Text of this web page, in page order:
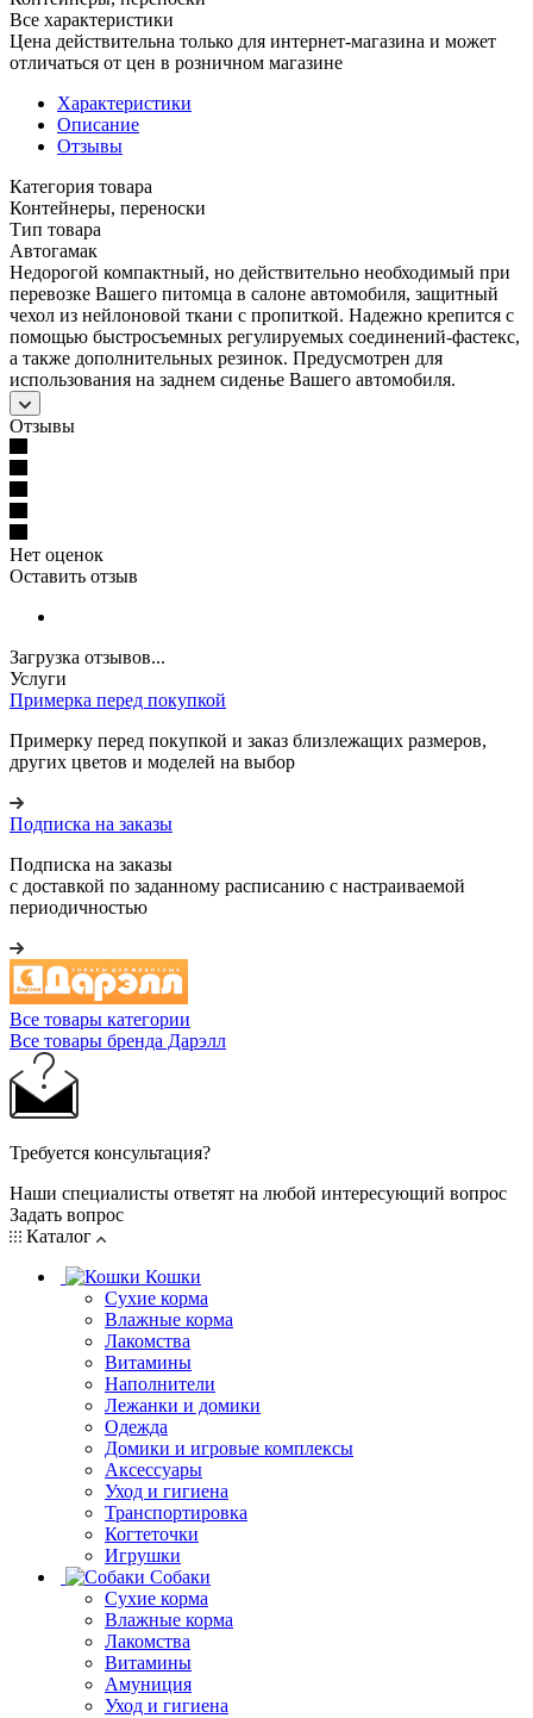
Все характеристики
Цена действительна только для интернет-магазина и может
отличаться от цен в розничном магазине
Характеристики
Описание
Отзывы
Категория товара
Контейнеры, переноски
Тип товара
Автогамак
Недорогой компактный, но действительно необходимый при
перевозке Вашего питомца в салоне автомобиля, защитный
чехол из нейлоновой ткани с пропиткой. Надежно крепится с
помощью быстросъемных регулируемых соединений-фастекс,
а также дополнительных резинок. Предусмотрен для
использования на заднем сиденье Вашего автомобиля.
Отзывы
Нет оценок
Оставить отзыв
Загрузка отзывов...
Услуги
Примерка перед покупкой
Примерку перед покупкой и заказ близлежащих размеров,
других цветов и моделей на выбор
Подписка на заказы
Подписка на заказы
с доставкой по заданному расписанию с настраиваемой
периодичностью
Все товары категории
Все товары бренда Дарэлл
Требуется консультация?
Наши специалисты ответят на любой интересующий вопрос
Задать вопрос
Каталог
Кошки
Сухие корма
Влажные корма
Лакомства
Витамины
Наполнители
Лежанки и домики
Одежда
Домики и игровые комплексы
Аксессуары
Уход и гигиена
Транспортировка
Когтеточки
Игрушки
Собаки
Сухие корма
Влажные корма
Лакомства
Витамины
Амуниция
Уход и гигиена